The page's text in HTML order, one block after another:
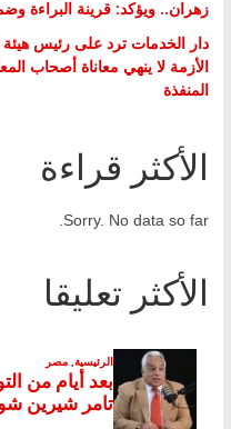
زهران.. ويؤكد: قرينة البراءة
دار الخدمات ترد على رئيس هيئة
الأزمة لا ينهي معاناة أصحاب
المنفذة
الأكثر قراءة
Sorry. No data so far.
الأكثر تعليقا